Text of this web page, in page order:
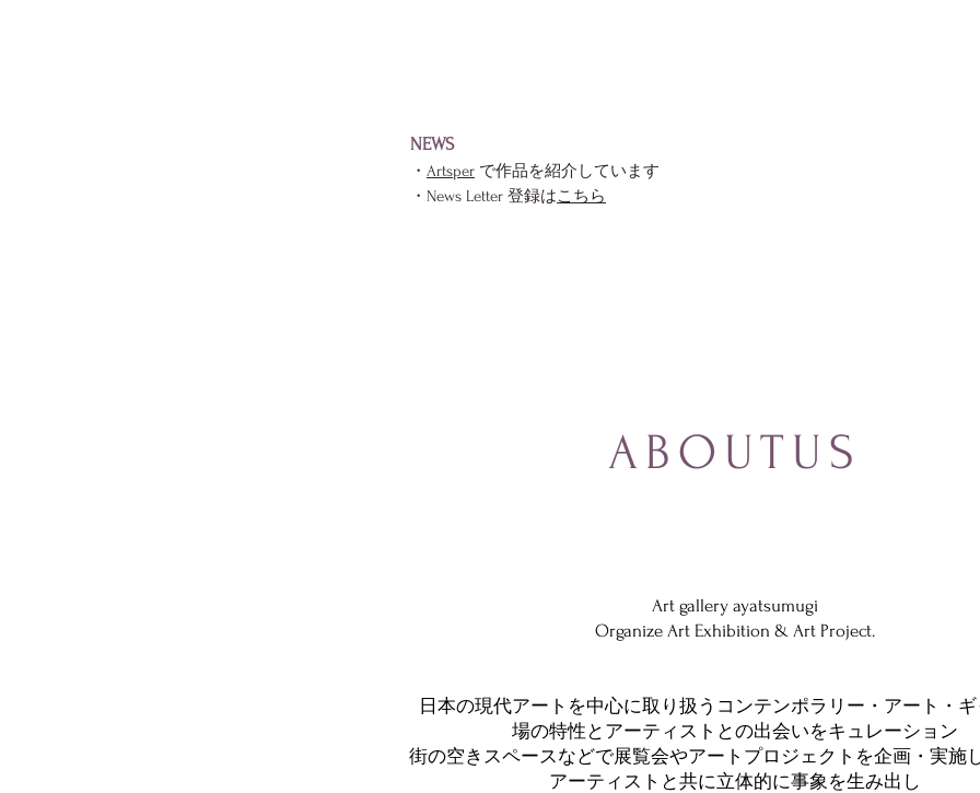
NEWS
・ Artsper ​で作品を紹介しています
​・News Letter 登録はこちら
ABOUTUS
Art gallery ayatsumugi
Organize Art Exhibition & Art Project.
日本の現代アートを中心に取り扱うコンテンポラリ ー・アート・
場の特性とアーティストとの出会いをキュレーション
街の空きスペースなどで展覧会やアートプロジェクトを企画・実施
アーティストと共に立体的に事象を生み出し